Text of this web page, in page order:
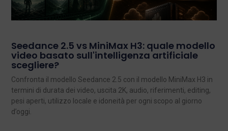
Seedance 2.5 vs MiniMax H3: quale modello
video basato sull'intelligenza artificiale
scegliere?
Confronta il modello Seedance 2.5 con il modello MiniMax H3 in
termini di durata dei video, uscita 2K, audio, riferimenti, editing,
pesi aperti, utilizzo locale e idoneità per ogni scopo al giorno
d’oggi.